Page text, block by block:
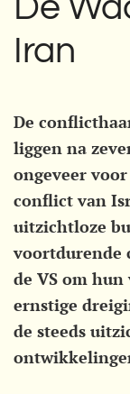
De
Iran
De
liggen na
ongeveer
conflict van
uitzichtloze
voortdurende
de VS om
ernstige
de steeds